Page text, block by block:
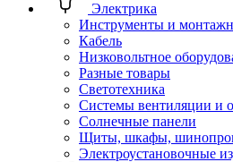
Электрика
Инструменты и
Кабель
Низковольтное
Разные товары
Светотехника
Системы вентиляции и
Солнечные панели
Щиты, шкафы,
Электроустановочные